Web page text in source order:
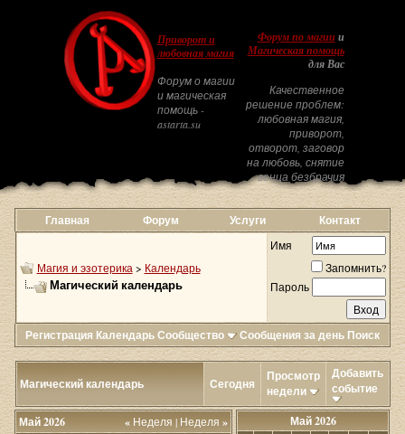
Приворот и
любовная магия
Форум о магии
и магическая
помощь -
astarta.su
Форум по магиии
Магическая помощь
для Вас
Качественное
решение проблем:
любовная магия,
приворот,
отворот, заговор
на любовь, снятие
венца безбрачия
Главная Форум Услуги Контакт
Магия и эзотерика > Календарь
Магический календарь
Имя
Запомнить?
Пароль
Регистрация КалендарьСообщество Сообщения за день Поиск
Магический календарь Сегодня
Просмотр
недели
Добавить
событие
« Неделя | Неделя»
Май 2026
Май 2026